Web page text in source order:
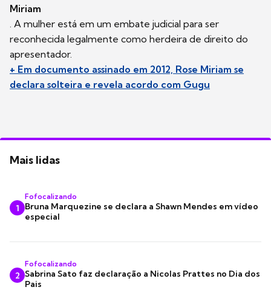
Miriam
. A mulher está em um embate judicial para ser
reconhecida legalmente como herdeira de direito do
apresentador.
+ Em documento assinado em 2012, Rose Miriam se
declara solteira e revela acordo com Gugu
Mais lidas
1
Fofocalizando
Bruna Marquezine se declara a Shawn Mendes em vídeo
especial
2
Fofocalizando
Sabrina Sato faz declaração a Nicolas Prattes no Dia dos
Pais